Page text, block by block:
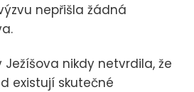
nepřišla žádná
Ježíšova nikdy netvrdila, že
existují skutečné